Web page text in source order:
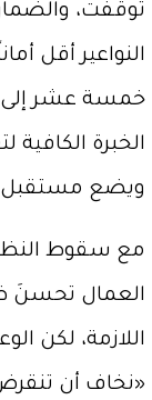
توقفت،
النواعير أقل
خمسة عشر إلى
الخبرة الكافية
ويضع مستقبل
مع سقوط
العمال تحسنَ
اللازمة، لكن
«نخاف أن تنقرض